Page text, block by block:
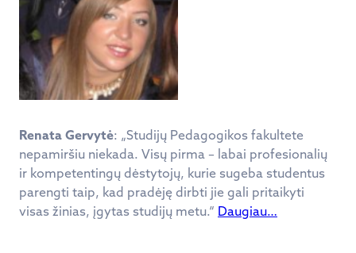
Renata Gervytė: „Studijų Pedagogikos fakultete
nepamiršiu niekada. Visų pirma – labai profesionalių
ir kompetentingų dėstytojų, kurie sugeba studentus
parengti taip, kad pradėję dirbti jie gali pritaikyti
visas žinias, įgytas studijų metu.“ Daugiau…